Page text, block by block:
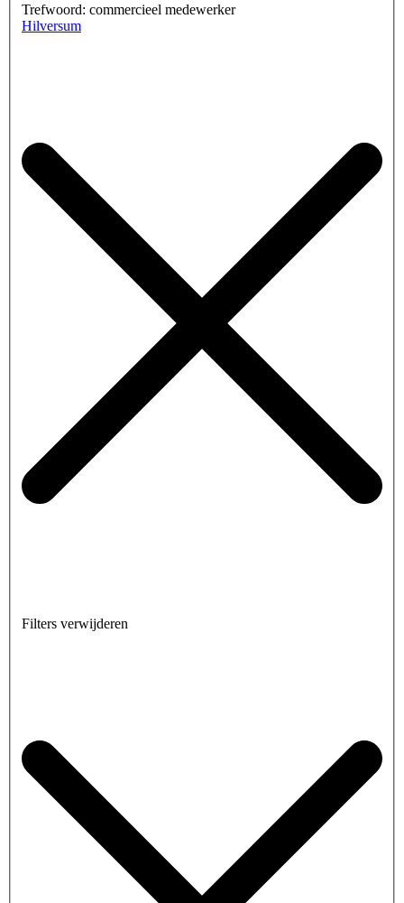
Trefwoord: commercieel medewerker
Hilversum
Filters verwijderen